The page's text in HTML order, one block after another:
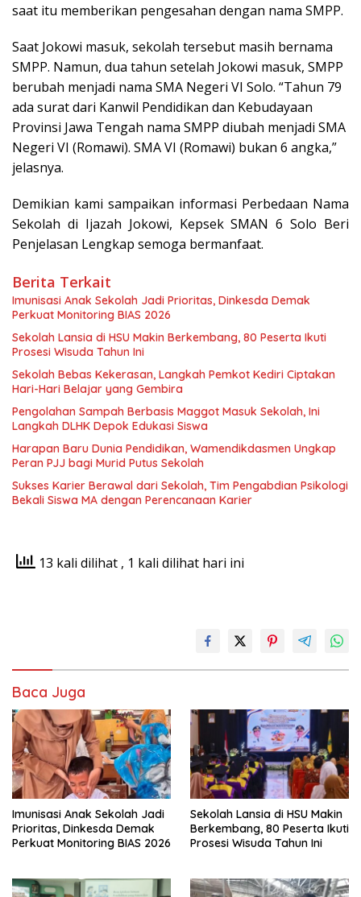
saat itu memberikan pengesahan dengan nama SMPP.
Saat Jokowi masuk, sekolah tersebut masih bernama
SMPP. Namun, dua tahun setelah Jokowi masuk, SMPP
berubah menjadi nama SMA Negeri VI Solo. “Tahun 79
ada surat dari Kanwil Pendidikan dan Kebudayaan
Provinsi Jawa Tengah nama SMPP diubah menjadi SMA
Negeri VI (Romawi). SMA VI (Romawi) bukan 6 angka,”
jelasnya.
Demikian kami sampaikan informasi Perbedaan Nama
Sekolah di Ijazah Jokowi, Kepsek SMAN 6 Solo Beri
Penjelasan Lengkap semoga bermanfaat.
Berita Terkait
Imunisasi Anak Sekolah Jadi Prioritas, Dinkesda Demak
Perkuat Monitoring BIAS 2026
Sekolah Lansia di HSU Makin Berkembang, 80 Peserta Ikuti
Prosesi Wisuda Tahun Ini
Sekolah Bebas Kekerasan, Langkah Pemkot Kediri Ciptakan
Hari-Hari Belajar yang Gembira
Pengolahan Sampah Berbasis Maggot Masuk Sekolah, Ini
Langkah DLHK Depok Edukasi Siswa
Harapan Baru Dunia Pendidikan, Wamendikdasmen Ungkap
Peran PJJ bagi Murid Putus Sekolah
Sukses Karier Berawal dari Sekolah, Tim Pengabdian Psikologi
Bekali Siswa MA dengan Perencanaan Karier
13 kali dilihat , 1 kali dilihat hari ini
Baca Juga
Imunisasi Anak Sekolah Jadi
Prioritas, Dinkesda Demak
Perkuat Monitoring BIAS 2026
Sekolah Lansia di HSU Makin
Berkembang, 80 Peserta Ikuti
Prosesi Wisuda Tahun Ini